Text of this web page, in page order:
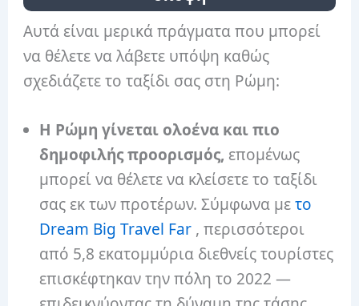
Αυτά είναι μερικά πράγματα που μπορεί
να θέλετε να λάβετε υπόψη καθώς
σχεδιάζετε το ταξίδι σας στη Ρώμη:
Η Ρώμη γίνεται ολοένα και πιο
δημοφιλής προορισμός, επομένως
μπορεί να θέλετε να κλείσετε το ταξίδι
σας εκ των προτέρων. Σύμφωνα μετο
Dream Big Travel Far , περισσότεροι
από 5,8 εκατομμύρια διεθνείς τουρίστες
επισκέφτηκαν την πόλη το 2022 —